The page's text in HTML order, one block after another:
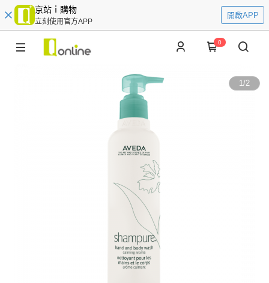
京站ｉ購物
立刻使用官方APP
開啟APP
0
1/2